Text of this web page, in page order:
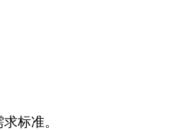
标准。